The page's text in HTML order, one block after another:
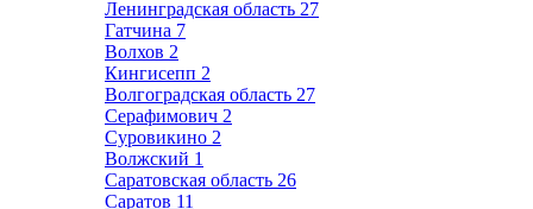
Ленинградская область 27
Гатчина 7
Волхов 2
Кингисепп 2
Волгоградская область 27
Серафимович 2
Суровикино 2
Волжский 1
Саратовская область 26
Саратов 11